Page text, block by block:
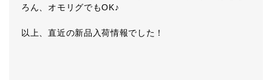
ろん、オモリグでもOK♪
以上、直近の新品入荷情報でした！